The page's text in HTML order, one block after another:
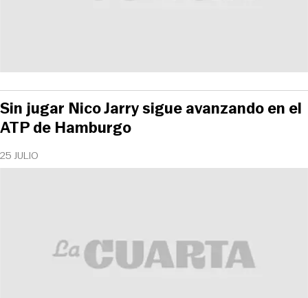
25 JULIO
Sin jugar Nico Jarry sigue avanzando en el
ATP de Hamburgo